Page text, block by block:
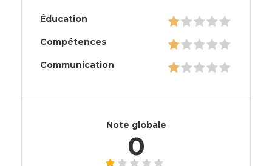
Éducation
Compétences
Communication
Note globale
0